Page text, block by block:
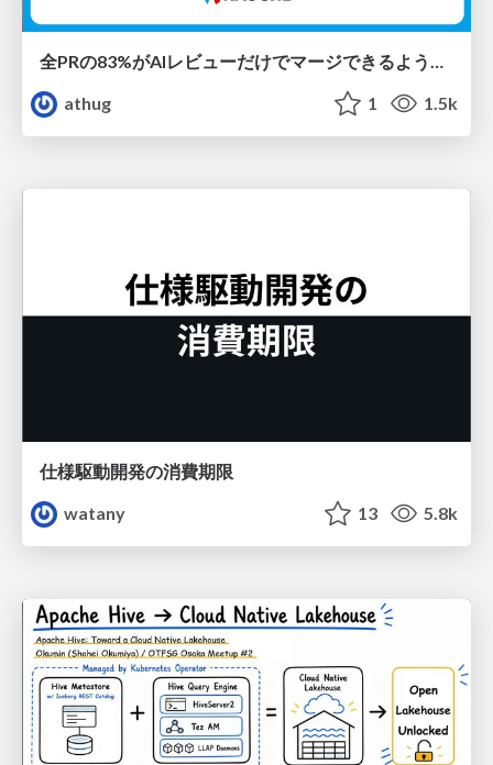
全PRの83%がAIレビューだけでマージできるようになった開発組織はその後どうなったか
athug
1 1.5k
仕様駆動開発の消費期限
watany
13 5.8k